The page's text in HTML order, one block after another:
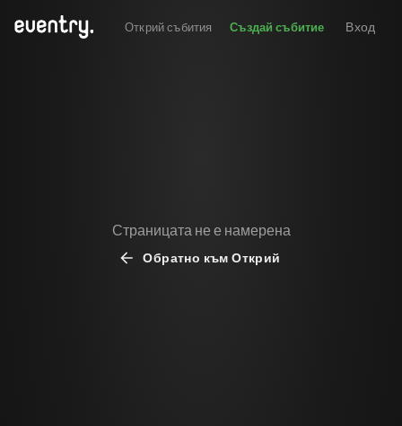
Открий събития Създай събитие Вход
Страницата не е намерена
Обратно към Открий